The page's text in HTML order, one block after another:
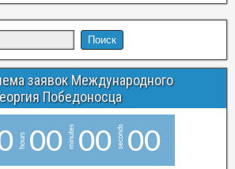
заявок Международного
Победоносца
hours 00 minutes 00 seconds 00